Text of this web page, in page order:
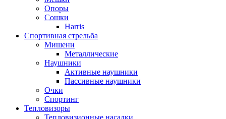
Опоры
Сошки
Harris
Спортивная стрельба
Мишени
Металлические
Наушники
Активные наушники
Пассивные наушники
Очки
Спортинг
Тепловизоры
Тепловизионные насадки